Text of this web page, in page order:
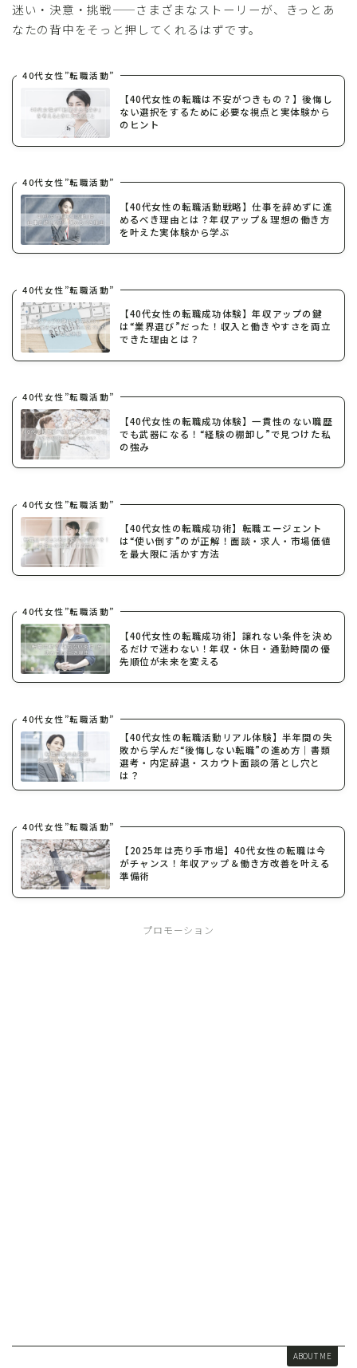
迷い・決意・挑戦——さまざまなストーリーが、きっとあ
なたの背中をそっと押してくれるはずです。
40代女性”転職活動”
【40代女性の転職は不安がつきもの？】後悔し
ない選択をするために必要な視点と実体験から
のヒント
40代女性”転職活動”
【40代女性の転職活動戦略】仕事を辞めずに進
めるべき理由とは？年収アップ＆理想の働き方
を叶えた実体験から学ぶ
40代女性”転職活動”
【40代女性の転職成功体験】年収アップの鍵
は“業界選び”だった！収入と働きやすさを両立
できた理由とは？
40代女性”転職活動”
【40代女性の転職成功体験】一貫性のない職歴
でも武器になる！“経験の棚卸し”で見つけた私
の強み
40代女性”転職活動”
【40代女性の転職成功術】転職エージェント
は“使い倒す”のが正解！面談・求人・市場価値
を最大限に活かす方法
40代女性”転職活動”
【40代女性の転職成功術】譲れない条件を決め
るだけで迷わない！年収・休日・通勤時間の優
先順位が未来を変える
40代女性”転職活動”
【40代女性の転職活動リアル体験】半年間の失
敗から学んだ“後悔しない転職”の進め方｜書類
選考・内定辞退・スカウト面談の落とし穴と
は？
40代女性”転職活動”
【2025年は売り手市場】40代女性の転職は今
がチャンス！年収アップ＆働き方改善を叶える
準備術
プロモーション
ABOUT ME